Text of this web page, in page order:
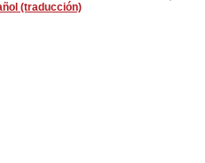
(traducción)